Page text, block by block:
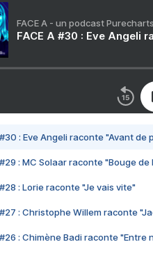
FACE A - un podcast Purecharts
FACE A #30 : Eve Angeli
#30 : Eve Angeli raconte "Avant de
#29 : MC Solaar raconte "Bouge de
#28 : Lorie raconte "Je vais vite"
#27 : Christophe Willem raconte
#26 : Chimène Badi raconte "Entre